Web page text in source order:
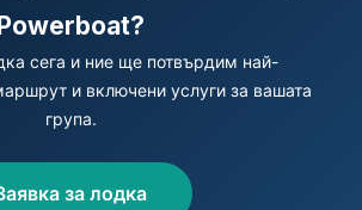
сега и ние ще потвърдим най-
и включени услуги за вашата
група.
за лодка